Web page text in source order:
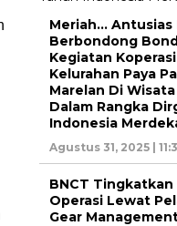
Meriah… Antusias
Berbondong
Kegiatan
Kelurahan Paya
Marelan Di
Dalam Rangka
Indonesia
Agustus 31, 2025 |
BNCT
Operasi Lewat
Gear